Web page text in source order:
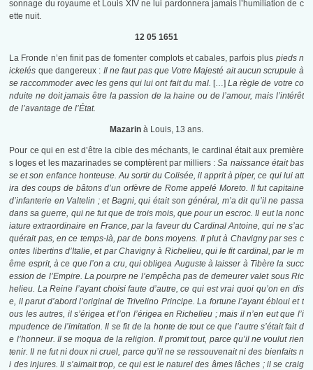
sonnage du royaume et Louis XIV ne lui pardonnera jamais l’humiliation de c
ette nuit.
12 05 1651
La Fronde n’en finit pas de fomenter complots et cabales, parfois plus pieds n
ickelés que dangereux : Il ne faut pas que Votre Majesté ait aucun scrupule à
se raccommoder avec les gens qui lui ont fait du mal. […]La règle de votre co
nduite ne doit jamais être la passion de la haine ou de l’amour, mais l’intérêt
de l’avantage de l’État.
Mazarin à Louis, 13 ans.
Pour ce qui en est d’être la cible des méchants, le cardinal était aux première
s loges et les mazarinades se comptèrent par milliers :Sa naissance était bas
se et son enfance honteuse. Au sortir du Colisée, il apprit à piper, ce qui lui att
ira des coups de bâtons d’un orfèvre de Rome appelé Moreto. Il fut capitaine
d’infanterie en Valtelin ; et Bagni, qui était son général, m’a dit qu’il ne passa
dans sa guerre, qui ne fut que de trois mois, que pour un escroc. Il eut la nonc
iature extraordinaire en France, par la faveur du Cardinal Antoine, qui ne s’ac
quérait pas, en ce temps-là, par de bons moyens. Il plut à Chavigny par ses c
ontes libertins d’Italie, et par Chavigny à Richelieu, qui le fit cardinal, par le m
ême esprit, à ce que l’on a cru, qui obligea Auguste à laisser à Tibère la succ
ession de l’Empire. La pourpre ne l’empêcha pas de demeurer valet sous Ric
helieu. La Reine l’ayant choisi faute d’autre, ce qui est vrai quoi qu’on en dis
e, il parut d’abord l’original de Trivelino Principe. La fortune l’ayant ébloui et t
ous les autres, il s’érigea et l’on l’érigea en Richelieu ; mais il n’en eut que l’i
mpudence de l’imitation. Il se fit de la honte de tout ce que l’autre s’était fait d
e l’honneur. Il se moqua de la religion. Il promit tout, parce qu’il ne voulut rien
tenir. Il ne fut ni doux ni cruel, parce qu’il ne se ressouvenait ni des bienfaits n
i des injures. Il s’aimait trop, ce qui est le naturel des âmes lâches ; il se craig